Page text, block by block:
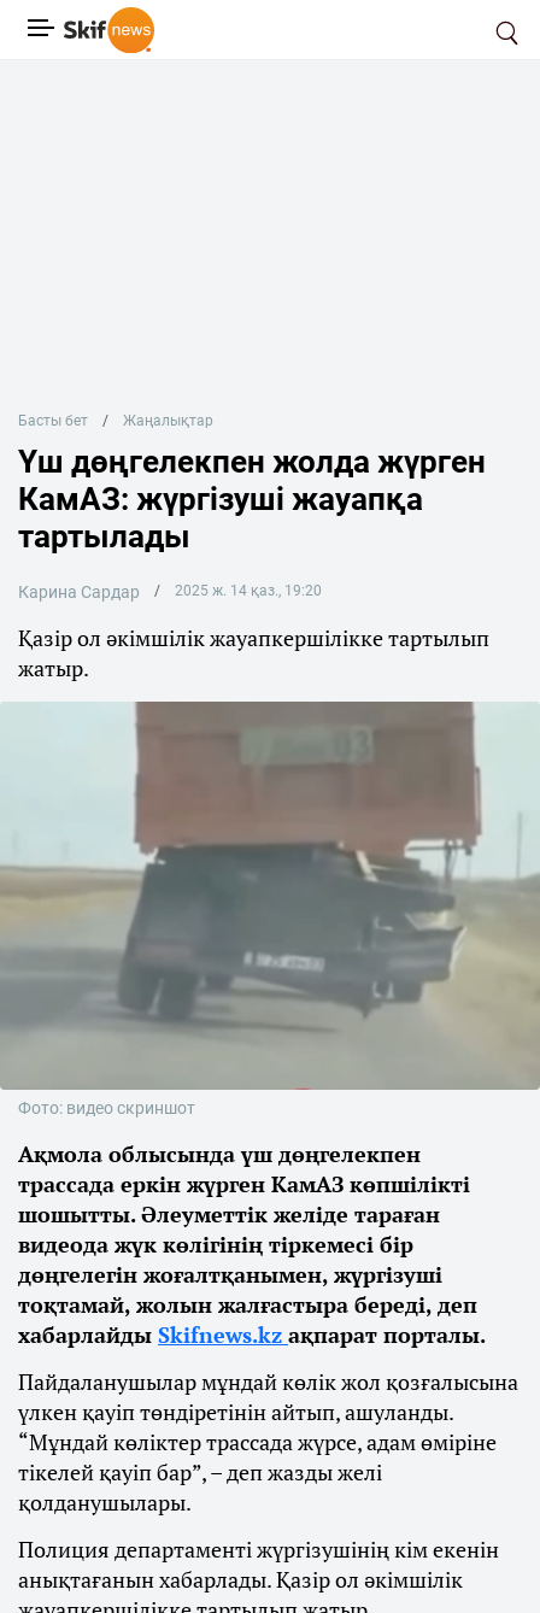
Басты бет Жаңалықтар
Үш дөңгелекпен жолда жүрген
КамАЗ: жүргізуші жауапқа
тартылады
Карина Сардар 2025 ж. 14 қаз., 19:20
Қазір ол әкімшілік жауапкершілікке тартылып
жатыр.
Фото: видео скриншот
Ақмола облысында үш дөңгелекпен
трассада еркін жүрген КамАЗ көпшілікті
шошытты. Әлеуметтік желіде тараған
видеода жүк көлігінің тіркемесі бір
дөңгелегін жоғалтқанымен, жүргізуші
тоқтамай, жолын жалғастыра береді, деп
хабарлайды Skifnews.kz ақпарат порталы.
Пайдаланушылар мұндай көлік жол қозғалысына
үлкен қауіп төндіретінін айтып, ашуланды.
“Мұндай көліктер трассада жүрсе, адам өміріне
тікелей қауіп бар”, – деп жазды желі
қолданушылары.
Полиция департаменті жүргізушінің кім екенін
анықтағанын хабарлады. Қазір ол әкімшілік